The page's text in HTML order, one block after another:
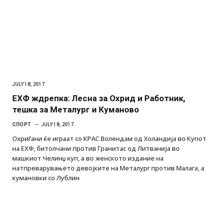
JULY 18, 2017
ЕХФ ждрепка: Лесна за Охрид и Работник,
тешка за Металург и Куманово
СПОРТ JULY 18, 2017
Охриѓани ќе играат со КРАС Волендам од Холандија во Купот
на ЕХФ, битолчани против Гранитас од Литванија во
машкиот Челинџ куп, а во женското издание на
натпреварувањето девојките на Металург против Малага, а
кумановки со Лублин